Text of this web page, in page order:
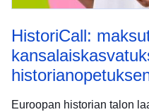
HistoriCall:
Euroopan historian talon